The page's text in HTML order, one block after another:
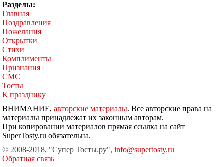
Разделы:
Главная
Поздравления
Пожелания
Открытки
Стихи
Комплименты
Признания
СМС
Тосты
К празднику
ВНИМАНИЕ, авторские материалы. Все авторские права на
материалы принадлежат их законным авторам.
При копировании материалов прямая ссылка на сайт
SuperTosty.ru обязательна.
© 2008-2018, "Супер Тосты.ру", info@supertosty.ru
Обратная связь